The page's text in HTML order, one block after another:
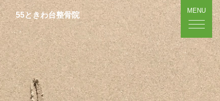
MENU
55ときわ台整骨院